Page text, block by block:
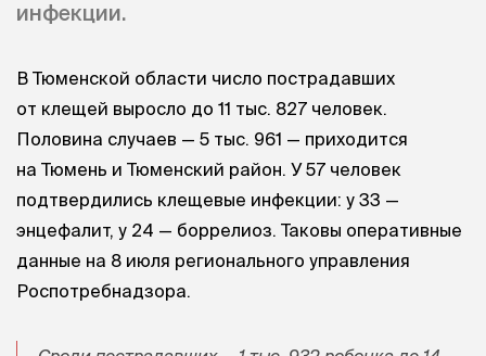
инфекции.
В Тюменской области число пострадавших
от клещей выросло до 11 тыс. 827 человек.
Половина случаев — 5 тыс. 961 — приходится
на Тюмень и Тюменский район. У 57 человек
подтвердились клещевые инфекции: у 33 —
энцефалит, у 24 — боррелиоз. Таковы оперативные
данные на 8 июля регионального управления
Роспотребнадзора.